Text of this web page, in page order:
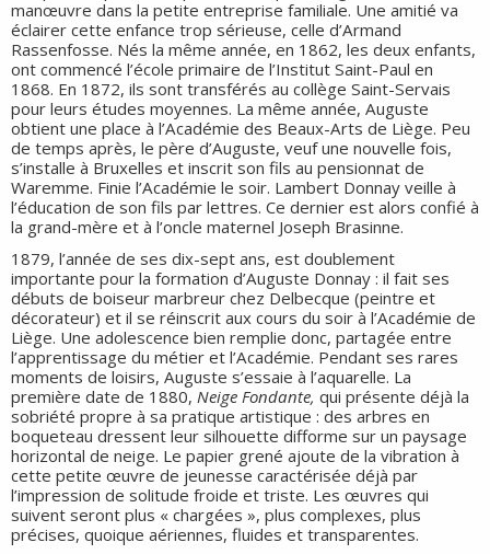
manœuvre dans la petite entreprise familiale. Une amitié va
éclairer cette enfance trop sérieuse, celle d’Armand
Rassenfosse. Nés la même année, en 1862, les deux enfants,
ont commencé l’école primaire de l’Institut Saint-Paul en
1868. En 1872, ils sont transférés au collège Saint-Servais
pour leurs études moyennes. La même année, Auguste
obtient une place à l’Académie des Beaux-Arts de Liège. Peu
de temps après, le père d’Auguste, veuf une nouvelle fois,
s’installe à Bruxelles et inscrit son fils au pensionnat de
Waremme. Finie l’Académie le soir. Lambert Donnay veille à
l’éducation de son fils par lettres. Ce dernier est alors confié à
la grand-mère et à l’oncle maternel Joseph Brasinne.
1879, l’année de ses dix-sept ans, est doublement
importante pour la formation d’Auguste Donnay : il fait ses
débuts de boiseur marbreur chez Delbecque (peintre et
décorateur) et il se réinscrit aux cours du soir à l’Académie de
Liège. Une adolescence bien remplie donc, partagée entre
l’apprentissage du métier et l’Académie. Pendant ses rares
moments de loisirs, Auguste s’essaie à l’aquarelle. La
première date de 1880, Neige Fondante, qui présente déjà la
sobriété propre à sa pratique artistique : des arbres en
boqueteau dressent leur silhouette difforme sur un paysage
horizontal de neige. Le papier grené ajoute de la vibration à
cette petite œuvre de jeunesse caractérisée déjà par
l’impression de solitude froide et triste. Les œuvres qui
suivent seront plus « chargées », plus complexes, plus
précises, quoique aériennes, fluides et transparentes.